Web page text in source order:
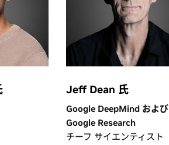
Jeff Dean 氏
Google DeepMind および
Google Research
チーフ サイエンティスト